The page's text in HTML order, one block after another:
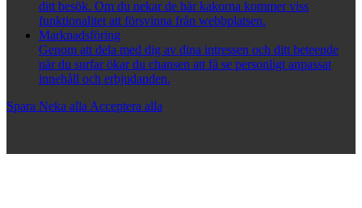
ditt besök. Om du nekar de här kakorna kommer viss
funktionalitet att försvinna från webbplatsen.
Marknadsföring
Genom att dela med dig av dina intressen och ditt beteende
när du surfar ökar du chansen att få se personligt anpassat
innehåll och erbjudanden.
Spara Neka alla Acceptera alla